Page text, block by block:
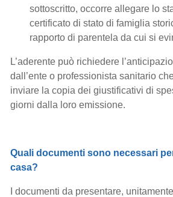
sottoscritto, occorre allegare lo
certificato di stato di famiglia
rapporto di parentela da cui si
L’aderente può richiedere
dall’ente o professionista sanitario
inviare la copia dei giustificativi di
giorni dalla loro emissione.
Quali documenti sono necessari
casa?
I documenti da presentare,